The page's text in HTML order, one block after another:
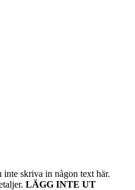
skriva in någon text här.
LÄGG INTE UT